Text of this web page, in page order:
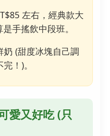
左右，經典款大
手搖飲中段班。
奶 (甜度冰塊自己調
！)。
愛又好吃 (只